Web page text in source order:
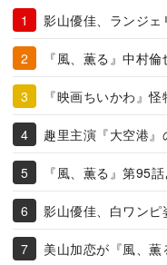
影山優佳、ランジェ
『風、薫る』中村
『映画ちいかわ』
趣里主演『大空港』
『風、薫る』第95
影山優佳、白ワン
美山加恋が『風、薫